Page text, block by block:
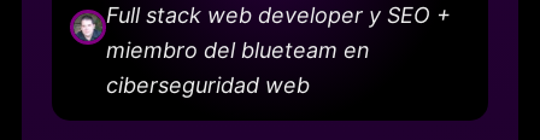
Full stack web developer y SEO +
miembro del blueteam en
ciberseguridad web